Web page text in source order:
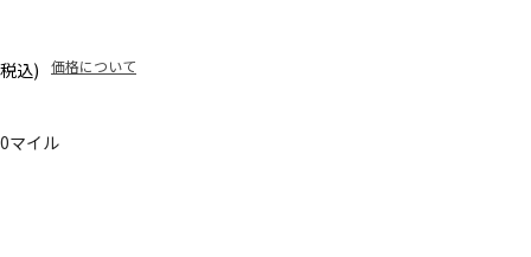
マイル
込) 価格について